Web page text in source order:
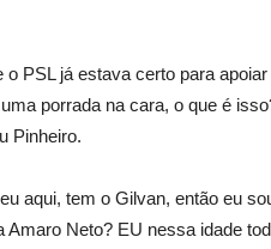
o PSL já estava certo para
porrada na cara, o que é
Pinheiro.
aqui, tem o Gilvan, então eu
Amaro Neto? EU nessa idade